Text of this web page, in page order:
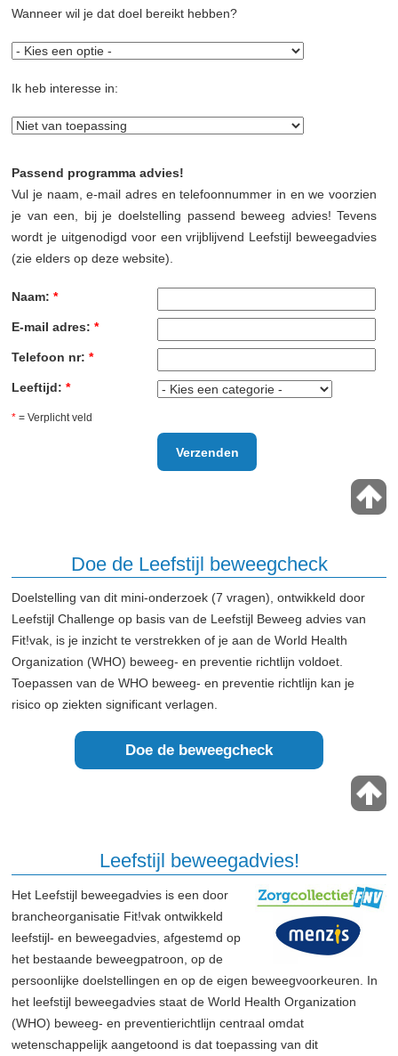
Wanneer wil je dat doel bereikt hebben?
Ik heb interesse in:
Passend programma advies!
Vul je naam, e-mail adres en telefoonnummer in en we voorzien
je van een, bij je doelstelling passend beweeg advies! Tevens
wordt je uitgenodigd voor een vrijblijvend Leefstijl beweegadvies
(zie elders op deze website).
Naam:*
E-mail adres:*
Telefoon nr:*
Leeftijd:*
* = Verplicht veld
Doe de Leefstijl beweegcheck
Doelstelling van dit mini-onderzoek (7 vragen), ontwikkeld door
Leefstijl Challenge op basis van de Leefstijl Beweeg advies van
Fit!vak, is je inzicht te verstrekken of je aan de World Health
Organization (WHO) beweeg- en preventie richtlijn voldoet.
Toepassen van de WHO beweeg- en preventie richtlijn kan je
risico op ziekten significant verlagen.
Doe de beweegcheck
Leefstijl beweegadvies!
Het Leefstijl beweegadvies is een door
brancheorganisatie Fit!vak ontwikkeld
leefstijl- en beweegadvies, afgestemd op
het bestaande beweegpatroon, op de
persoonlijke doelstellingen en op de eigen beweegvoorkeuren. In
het leefstijl beweegadvies staat de World Health Organization
(WHO) beweeg- en preventierichtlijn centraal omdat
wetenschappelijk aangetoond is dat toepassing van dit